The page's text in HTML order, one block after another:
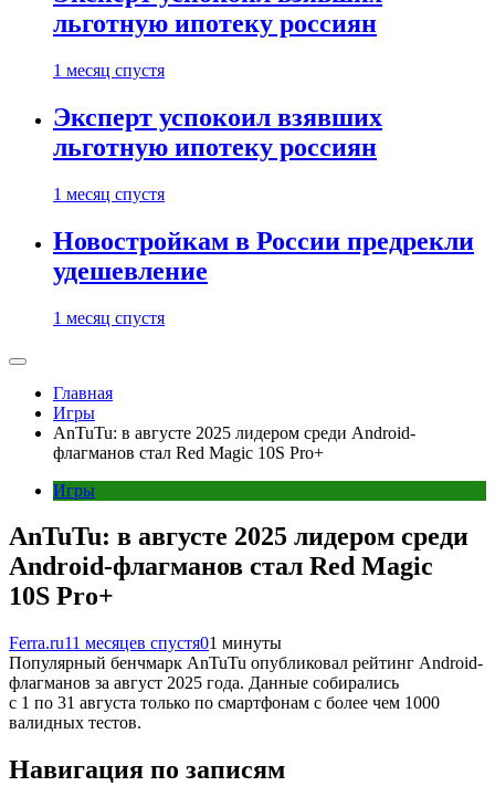
льготную ипотеку россиян
1 месяц спустя
Эксперт успокоил взявших
льготную ипотеку россиян
1 месяц спустя
Новостройкам в России предрекли
удешевление
1 месяц спустя
Главная
Игры
AnTuTu: в августе 2025 лидером среди Android-
флагманов стал Red Magic 10S Pro+
Игры
AnTuTu: в августе 2025 лидером среди
Android-флагманов стал Red Magic
10S Pro+
Ferra.ru11 месяцев спустя01 минуты
Популярный бенчмарк AnTuTu опубликовал рейтинг Android-
флагманов за август 2025 года. Данные собирались
с 1 по 31 августа только по смартфонам с более чем 1000
валидных тестов.
Навигация по записям